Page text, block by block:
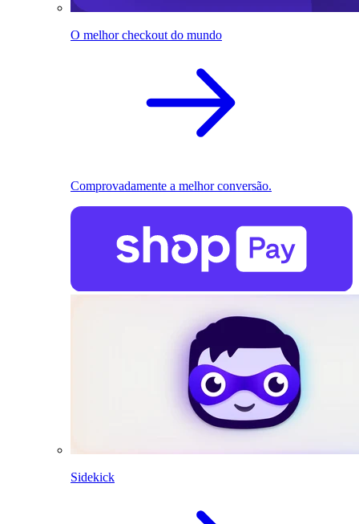
O melhor checkout do mundo
Comprovadamente a melhor conversão.
Sidekick